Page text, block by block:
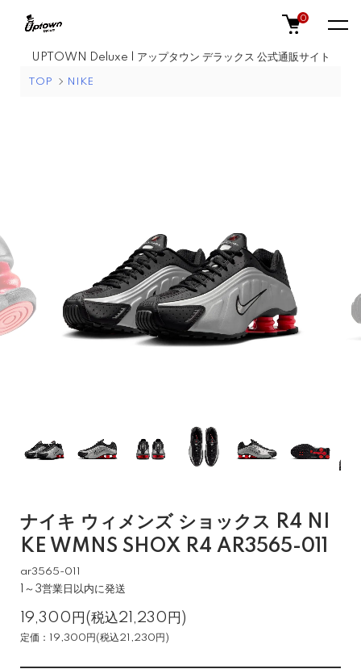
UPTOWN Deluxe | アップタウン デラックス 公式通販サイト
0
TOP NIKE
ナイキ ウィメンズ ショックス R4 NI
KE WMNS SHOX R4 AR3565-011
ar3565-011
1～3営業日以内に発送
19,300円(税込21,230円)
定価：19,300円(税込21,230円)